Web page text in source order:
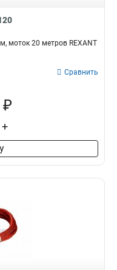
моток 20 метров REXANT
Сравнить
+